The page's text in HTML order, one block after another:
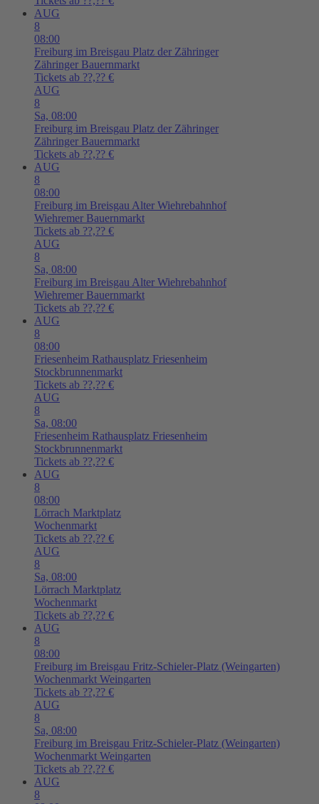
AUG
8
08:00
Freiburg im Breisgau Platz der Zähringer
Zähringer Bauernmarkt
Tickets ab ??,?? €
AUG
8
Sa, 08:00
Freiburg im Breisgau Platz der Zähringer
Zähringer Bauernmarkt
Tickets ab ??,?? €
AUG
8
08:00
Freiburg im Breisgau Alter Wiehrebahnhof
Wiehremer Bauernmarkt
Tickets ab ??,?? €
AUG
8
Sa, 08:00
Freiburg im Breisgau Alter Wiehrebahnhof
Wiehremer Bauernmarkt
Tickets ab ??,?? €
AUG
8
08:00
Friesenheim Rathausplatz Friesenheim
Stockbrunnenmarkt
Tickets ab ??,?? €
AUG
8
Sa, 08:00
Friesenheim Rathausplatz Friesenheim
Stockbrunnenmarkt
Tickets ab ??,?? €
AUG
8
08:00
Lörrach Marktplatz
Wochenmarkt
Tickets ab ??,?? €
AUG
8
Sa, 08:00
Lörrach Marktplatz
Wochenmarkt
Tickets ab ??,?? €
AUG
8
08:00
Freiburg im Breisgau Fritz-Schieler-Platz (Weingarten)
Wochenmarkt Weingarten
Tickets ab ??,?? €
AUG
8
Sa, 08:00
Freiburg im Breisgau Fritz-Schieler-Platz (Weingarten)
Wochenmarkt Weingarten
Tickets ab ??,?? €
AUG
8